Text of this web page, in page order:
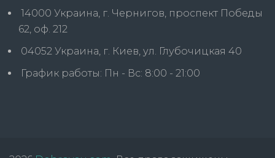
14000 Украина, г. Чернигов, проспект Победы
62, оф. 212
04052 Украина, г. Киев, ул. Глубочицкая 40
График работы: Пн - Вс: 8:00 - 21:00